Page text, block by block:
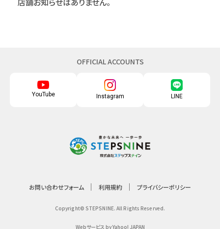
OFFICIAL ACCOUNTS
YouTube Instagram LINE
お問い合わせフォーム 利用規約 プライバシーポリシー
Copyright© STEPSNINE. All Rights Reserved.
Webサービス by Yahoo! JAPAN